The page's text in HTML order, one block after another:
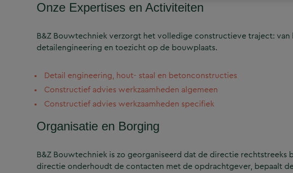
Onze Expertises en Activiteiten
B&Z Bouwtechniek verzorgt het volledige constructieve traject:
detailengineering en toezicht op de bouwplaats.
Detail engineering, hout- staal en betonconstructies
Constructief advies werkzaamheden algemeen
Constructief advies werkzaamheden specifiek
Organisatie en Borging
B&Z Bouwtechniek is zo georganiseerd dat de directie
directie onderhoudt de contacten met de opdrachtgever, bepaalt